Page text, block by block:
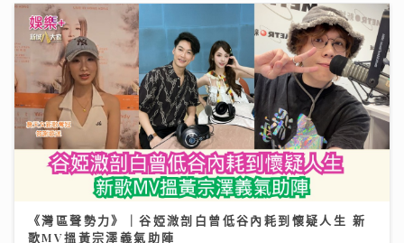
《灣區聲勢力》｜谷婭溦剖白曾低谷內耗到懷疑人生 新
歌MV搵黃宗澤義氣助陣